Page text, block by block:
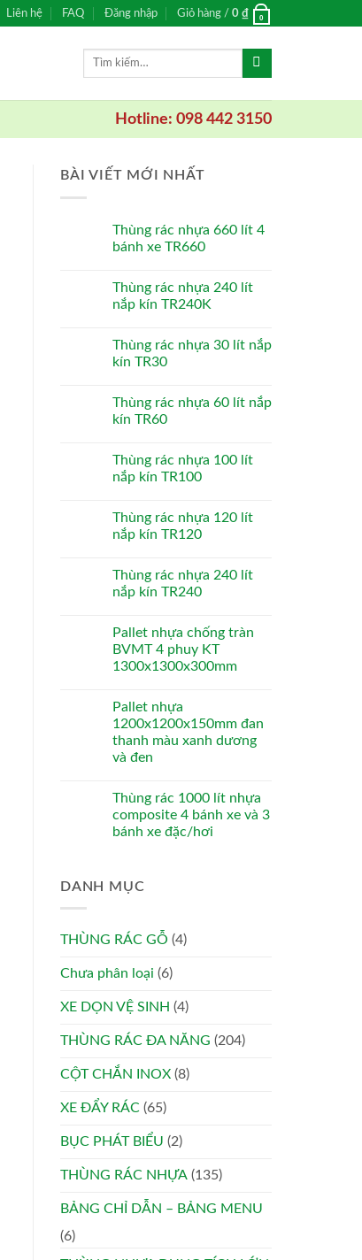
Liên hệ FAQ Đăng nhập Giỏ hàng / 0 ₫ 0
Tìm
Hotline: 098 442 3150
BÀI VIẾT MỚI NHẤT
Thùng rác nhựa 660 lít 4
bánh xe TR660
Thùng rác nhựa 240 lít
nắp kín TR240K
Thùng rác nhựa 30 lít nắp
kín TR30
Thùng rác nhựa 60 lít nắp
kín TR60
Thùng rác nhựa 100 lít
nắp kín TR100
Thùng rác nhựa 120 lít
nắp kín TR120
Thùng rác nhựa 240 lít
nắp kín TR240
Pallet nhựa chống tràn
BVMT 4 phuy KT
1300x1300x300mm
Pallet nhựa
1200x1200x150mm đan
thanh màu xanh dương
và đen
Thùng rác 1000 lít nhựa
composite 4 bánh xe và 3
bánh xe đặc/hơi
DANH MỤC
THÙNG RÁC GỖ (4)
Chưa phân loại (6)
XE DỌN VỆ SINH (4)
THÙNG RÁC ĐA NĂNG (204)
CỘT CHẮN INOX (8)
XE ĐẨY RÁC (65)
BỤC PHÁT BIỂU (2)
THÙNG RÁC NHỰA (135)
BẢNG CHỈ DẪN – BẢNG MENU
(6)